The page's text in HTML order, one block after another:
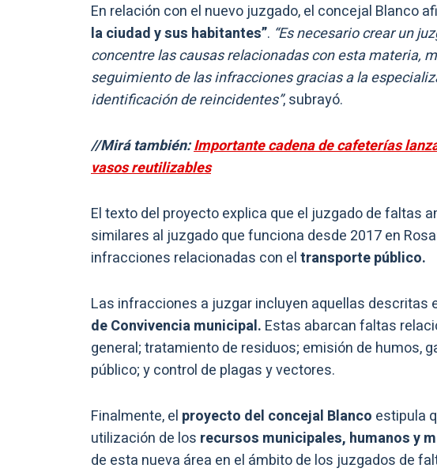
En relación con el nuevo juzgado, el concejal Blanco
la ciudad y sus habitantes”. “Es necesario crear un
concentre las causas relacionadas con esta materia,
seguimiento de las infracciones gracias a la
identificación de reincidentes”, subrayó.
//Mirá también:Importante cadena de cafeterías
vasos reutilizables
El texto del proyecto explica que el juzgado de faltas
similares al juzgado que funciona desde 2017 en
infracciones relacionadas con eltransporte público.
Las infracciones a juzgar incluyen aquellas descritas
de Convivencia municipal. Estas abarcan faltas
general; tratamiento de residuos; emisión de humos,
público; y control de plagas y vectores.
Finalmente, el proyecto del concejal Blanco estipula
utilización de los recursos municipales, humanos y
de esta nueva área en el ámbito de los juzgados de